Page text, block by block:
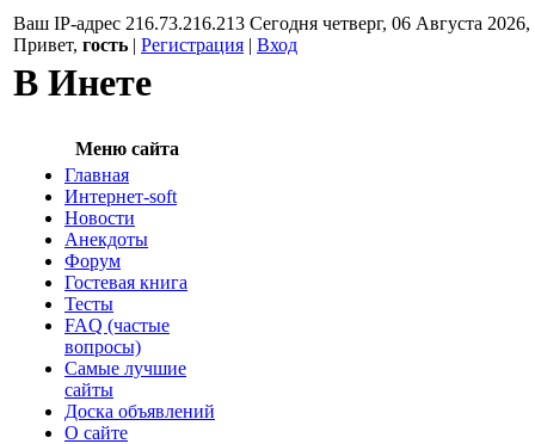
Ваш IP-адрес 216.73.216.213 Сегодня четверг, 06 Августа 2026,
Привет, гость | Регистрация | Вход
В Инете
Меню сайта
Главная
Интернет-soft
Новости
Анекдоты
Форум
Гостевая книга
Тесты
FAQ (частые
вопросы)
Самые лучшие
сайты
Доска объявлений
О сайте